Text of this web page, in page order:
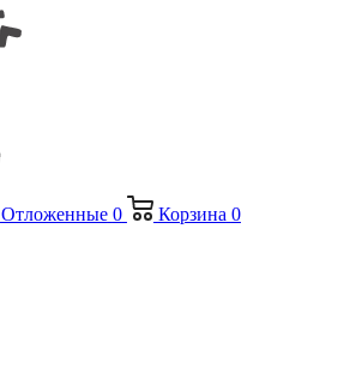
Отложенные 0 Корзина 0